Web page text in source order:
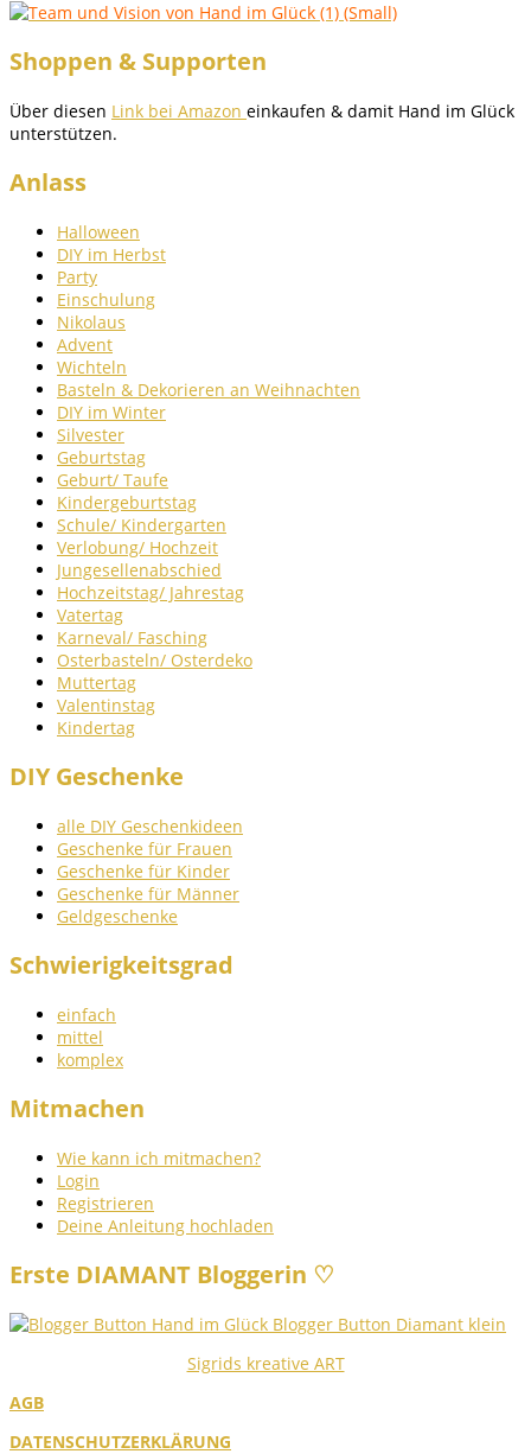
Shoppen & Supporten
Über diesen Link bei Amazon einkaufen & damit Hand im Glück
unterstützen.
Anlass
Halloween
DIY im Herbst
Party
Einschulung
Nikolaus
Advent
Wichteln
Basteln & Dekorieren an Weihnachten
DIY im Winter
Silvester
Geburtstag
Geburt/ Taufe
Kindergeburtstag
Schule/ Kindergarten
Verlobung/ Hochzeit
Jungesellenabschied
Hochzeitstag/ Jahrestag
Vatertag
Karneval/ Fasching
Osterbasteln/ Osterdeko
Muttertag
Valentinstag
Kindertag
DIY Geschenke
alle DIY Geschenkideen
Geschenke für Frauen
Geschenke für Kinder
Geschenke für Männer
Geldgeschenke
Schwierigkeitsgrad
einfach
mittel
komplex
Mitmachen
Wie kann ich mitmachen?
Login
Registrieren
Deine Anleitung hochladen
Erste DIAMANT Bloggerin ♡
Sigrids kreative ART
AGB
DATENSCHUTZERKLÄRUNG